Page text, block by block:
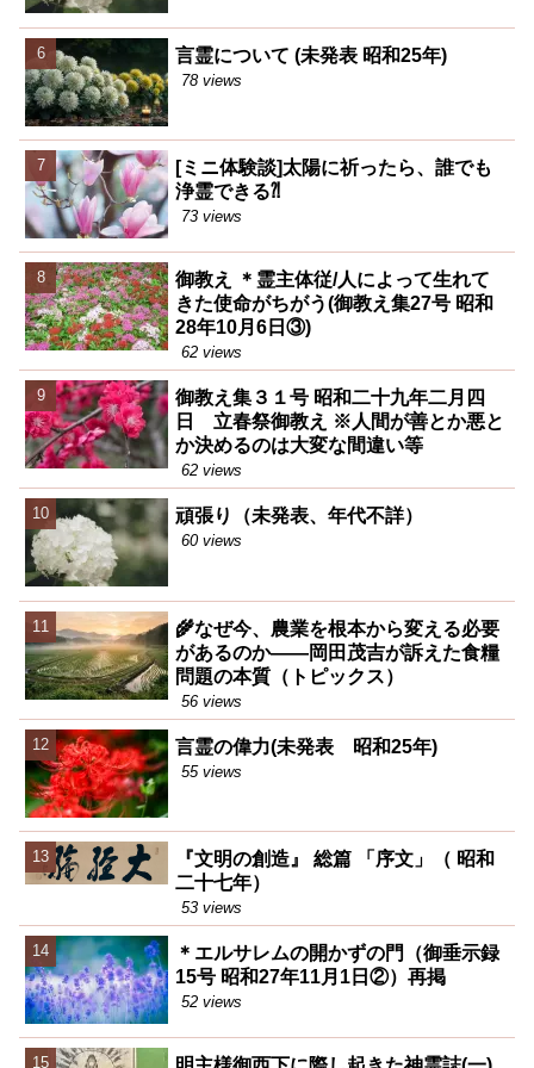
言霊について (未発表 昭和25年)
78 views
[ミニ体験談]太陽に祈ったら、誰でも
浄霊できる⁈
73 views
御教え ＊霊主体従/人によって生れて
きた使命がちがう(御教え集27号 昭和
28年10月6日③)
62 views
御教え集３１号 昭和二十九年二月四
日 立春祭御教え ※人間が善とか悪と
か決めるのは大変な間違い等
62 views
頑張り（未発表、年代不詳）
60 views
🌾なぜ今、農業を根本から変える必要
があるのか――岡田茂吉が訴えた食糧
問題の本質（トピックス）
56 views
言霊の偉力(未発表 昭和25年)
55 views
『文明の創造』 総篇 「序文」（ 昭和
二十七年）
53 views
＊エルサレムの開かずの門（御垂示録
15号 昭和27年11月1日②）再掲
52 views